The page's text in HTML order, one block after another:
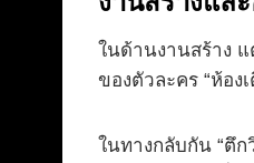
ในด้านงานสร้าง
ของตัวละคร “ห้อง
ในทางกลับกัน “ตึ